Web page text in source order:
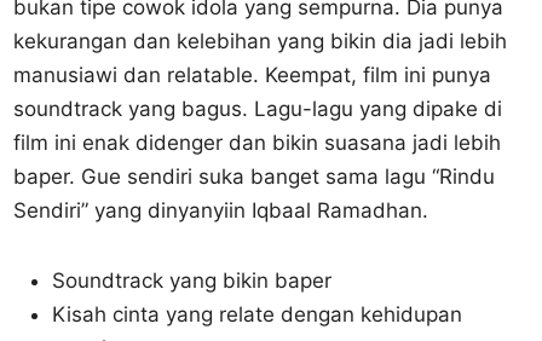
bukan tipe cowok idola yang sempurna. Dia punya
kekurangan dan kelebihan yang bikin dia jadi lebih
manusiawi dan relatable. Keempat, film ini punya
soundtrack yang bagus. Lagu-lagu yang dipake di
film ini enak didenger dan bikin suasana jadi lebih
baper. Gue sendiri suka banget sama lagu “Rindu
Sendiri” yang dinyanyiin Iqbaal Ramadhan.
Soundtrack yang bikin baper
Kisah cinta yang relate dengan kehidupan